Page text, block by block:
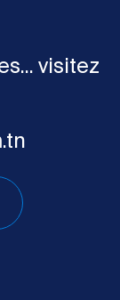
visitez